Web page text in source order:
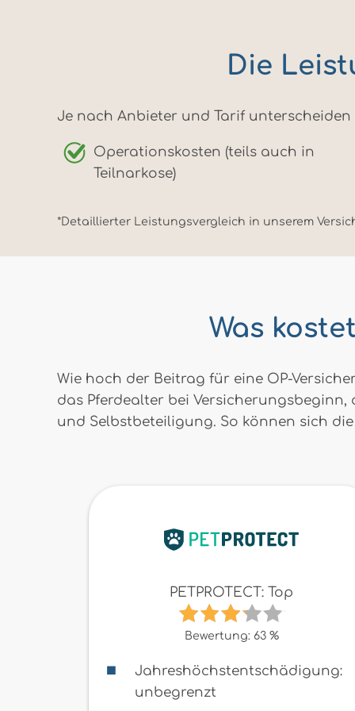
Die
Je nach Anbieter und Tarif
Operationskosten (teils auch in
Teilnarkose)
*Detaillierter Leistungsvergleich in unserem
Was
Wie hoch der Beitrag für eine OP-
das Pferdealter bei
und Selbstbeteiligung. So können sich
PETPROTECT: Top
Bewertung: 63 %
Jahreshöchstentschädigung:
unbegrenzt